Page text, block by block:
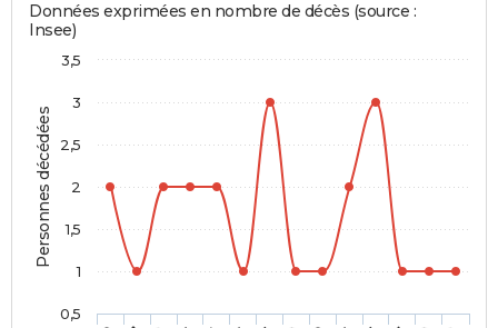
Personnes décédées
Données exprimées en nombre de décès (source :
Insee)
0,5
1
1,5
2
2,5
3
3,5